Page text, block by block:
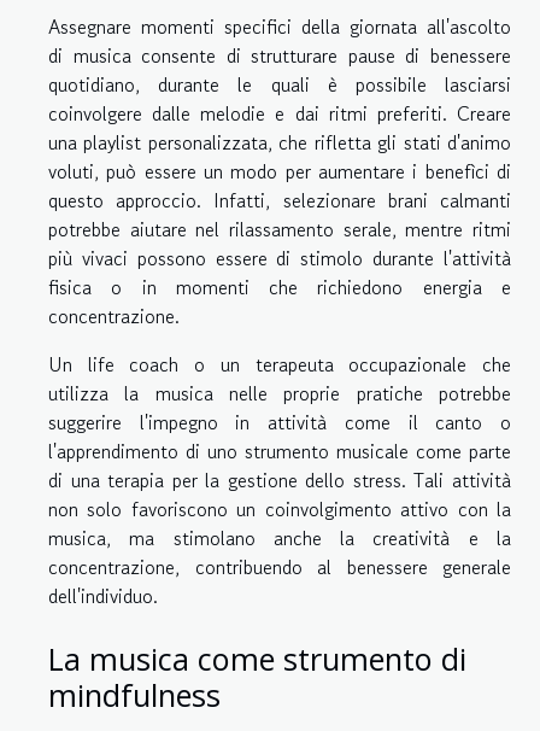
Assegnare momenti specifici della giornata all'ascolto
di musica consente di strutturare pause di benessere
quotidiano, durante le quali è possibile lasciarsi
coinvolgere dalle melodie e dai ritmi preferiti. Creare
una playlist personalizzata, che rifletta gli stati d'animo
voluti, può essere un modo per aumentare i benefìci di
questo approccio. Infatti, selezionare brani calmanti
potrebbe aiutare nel rilassamento serale, mentre ritmi
più vivaci possono essere di stimolo durante l'attività
fisica o in momenti che richiedono energia e
concentrazione.
Un life coach o un terapeuta occupazionale che
utilizza la musica nelle proprie pratiche potrebbe
suggerire l'impegno in attività come il canto o
l'apprendimento di uno strumento musicale come parte
di una terapia per la gestione dello stress. Tali attività
non solo favoriscono un coinvolgimento attivo con la
musica, ma stimolano anche la creatività e la
concentrazione, contribuendo al benessere generale
dell'individuo.
La musica come strumento di
mindfulness